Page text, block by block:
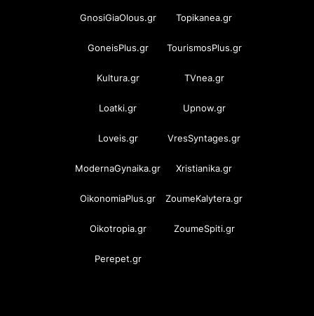
GnosiGiaOlous.gr Topikanea.gr
GoneisPlus.gr TourismosPlus.gr
Kultura.gr TVnea.gr
Loatki.gr Upnow.gr
Loveis.gr VresSyntages.gr
ModernaGynaika.gr Xristianika.gr
OikonomiaPlus.gr ZoumeKalytera.gr
Oikotropia.gr ZoumeSpiti.gr
Perepet.gr